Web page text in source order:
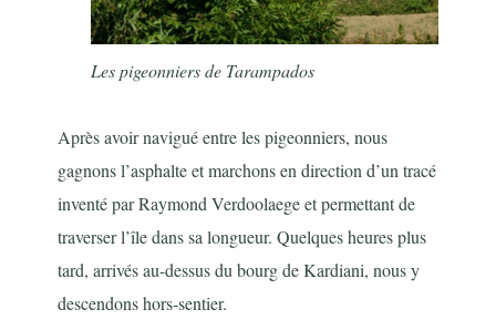
Les pigeonniers de Tarampados
Après avoir navigué entre les pigeonniers, nous
gagnons l’asphalte et marchons en direction d’un tracé
inventé par Raymond Verdoolaege et permettant de
traverser l’île dans sa longueur. Quelques heures plus
tard, arrivés au-dessus du bourg de Kardiani, nous y
descendons hors-sentier.